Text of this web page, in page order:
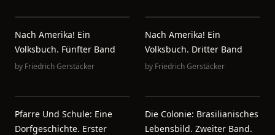
Nach Amerika! Ein
Volksbuch. Fünfter Band
by Friedrich Gerstäcker
Nach Amerika! Ein
Volksbuch. Dritter Band
by Friedrich Gerstäcker
Pfarre Und Schule: Eine
Dorfgeschichte. Erster
Die Colonie: Brasilianisches
Lebensbild. Zweiter Band.